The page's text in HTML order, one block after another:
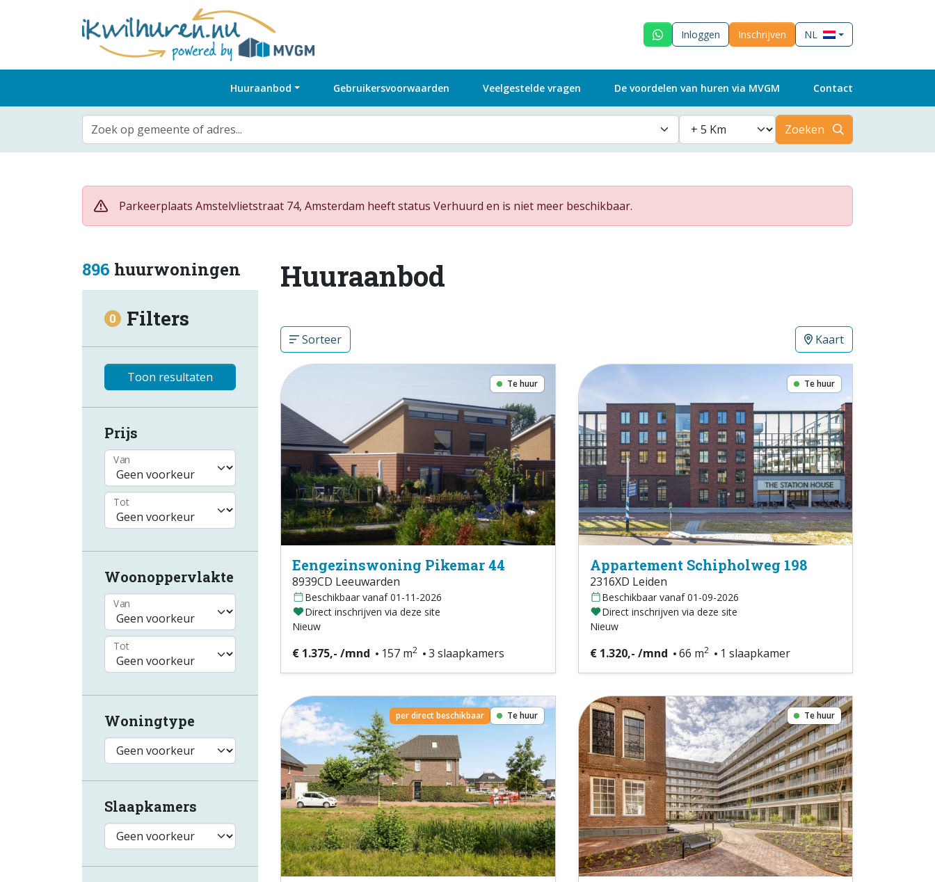
Inloggen Inschrijven NL
Huuraanbod Gebruikersvoorwaarden Veelgestelde vragen De voordelen van huren via MVGM Contact
Zoek op gemeente of adres... Zoeken
Parkeerplaats Amstelvlietstraat 74, Amsterdam heeft status Verhuurd en is niet meer beschikbaar.
896 huurwoningen
0 Filters
Toon resultaten
Prijs
Van
Tot
Woonoppervlakte
Van
Tot
Woningtype
Slaapkamers
Huuraanbod
Sorteer Kaart
Te huur
Eengezinswoning Pikemar 44
8939CD Leeuwarden
Beschikbaar vanaf 01-11-2026
Direct inschrijven via deze site
Nieuw
€ 1.375,- /mnd 157 m2 3 slaapkamers
Te huur
Appartement Schipholweg 198
2316XD Leiden
Beschikbaar vanaf 01-09-2026
Direct inschrijven via deze site
Nieuw
€ 1.320,- /mnd 66 m2 1 slaapkamer
per direct beschikbaar Te huur Te huur